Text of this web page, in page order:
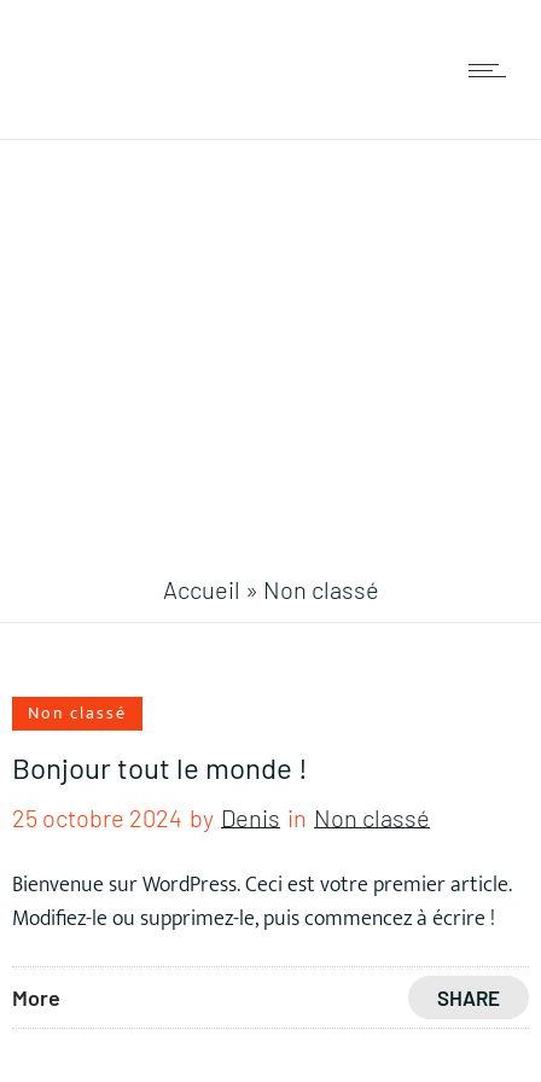
Accueil » Non classé
Non classé
Bonjour tout le monde !
25 octobre 2024 by Denis in Non classé
Bienvenue sur WordPress. Ceci est votre premier article.
Modifiez-le ou supprimez-le, puis commencez à écrire !
More SHARE